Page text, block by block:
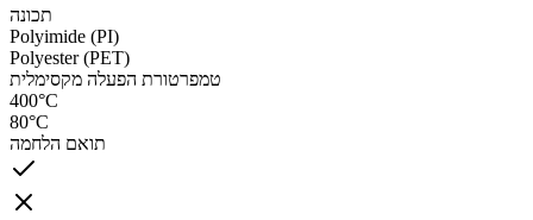
תכונה
Polyimide (PI)
Polyester (PET)
טמפרטורת הפעלה מקסימלית
400°C
80°C
תואם הלחמה